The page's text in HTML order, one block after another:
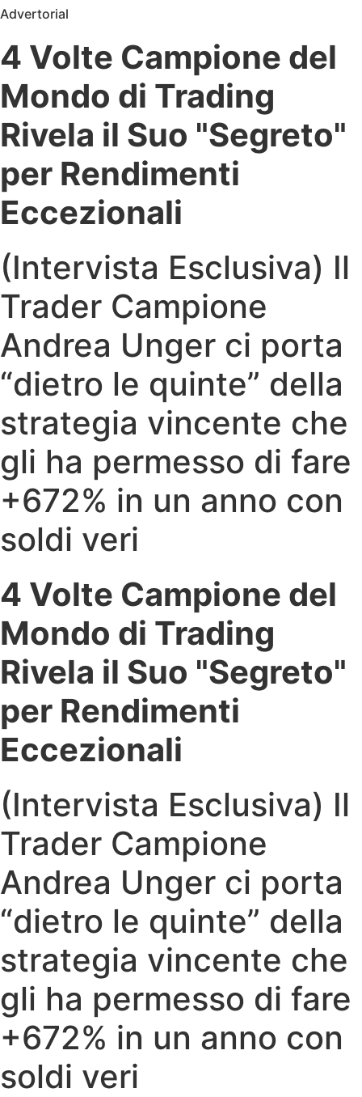
Advertorial
4 Volte Campione del
Mondo di Trading
Rivela il Suo "Segreto"
per Rendimenti
Eccezionali
(Intervista Esclusiva) Il
Trader Campione
Andrea Unger ci porta
“dietro le quinte” della
strategia vincente che
gli ha permesso di fare
+672% in un anno con
soldi veri
4 Volte Campione del
Mondo di Trading
Rivela il Suo "Segreto"
per Rendimenti
Eccezionali
(Intervista Esclusiva) Il
Trader Campione
Andrea Unger ci porta
“dietro le quinte” della
strategia vincente che
gli ha permesso di fare
+672% in un anno con
soldi veri